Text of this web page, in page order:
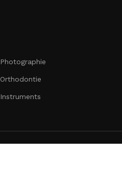
Photographie
Orthodontie
Instruments